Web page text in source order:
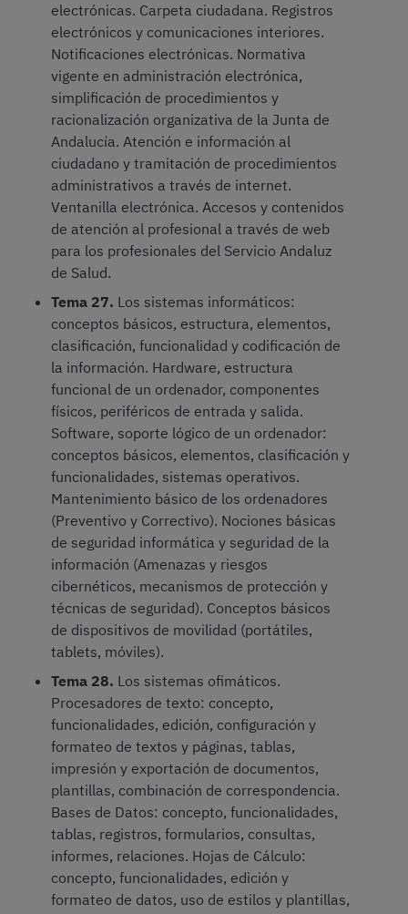
electrónicas. Carpeta ciudadana. Registros
electrónicos y comunicaciones interiores.
Notificaciones electrónicas. Normativa
vigente en administración electrónica,
simplificación de procedimientos y
racionalización organizativa de la Junta de
Andalucía. Atención e información al
ciudadano y tramitación de procedimientos
administrativos a través de internet.
Ventanilla electrónica. Accesos y contenidos
de atención al profesional a través de web
para los profesionales del Servicio Andaluz
de Salud.
Tema 27. Los sistemas informáticos:
conceptos básicos, estructura, elementos,
clasificación, funcionalidad y codificación de
la información. Hardware, estructura
funcional de un ordenador, componentes
físicos, periféricos de entrada y salida.
Software, soporte lógico de un ordenador:
conceptos básicos, elementos, clasificación y
funcionalidades, sistemas operativos.
Mantenimiento básico de los ordenadores
(Preventivo y Correctivo). Nociones básicas
de seguridad informática y seguridad de la
información (Amenazas y riesgos
cibernéticos, mecanismos de protección y
técnicas de seguridad). Conceptos básicos
de dispositivos de movilidad (portátiles,
tablets, móviles).
Tema 28. Los sistemas ofimáticos.
Procesadores de texto: concepto,
funcionalidades, edición, configuración y
formateo de textos y páginas, tablas,
impresión y exportación de documentos,
plantillas, combinación de correspondencia.
Bases de Datos: concepto, funcionalidades,
tablas, registros, formularios, consultas,
informes, relaciones. Hojas de Cálculo:
concepto, funcionalidades, edición y
formateo de datos, uso de estilos y plantillas,